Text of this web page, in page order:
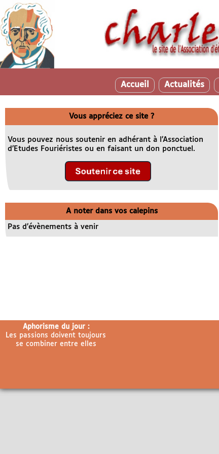
Accueil Actualités
Vous appréciez ce site ?
Vous pouvez nous soutenir en adhérant à l’Association
d’Etudes Fouriéristes ou en faisant un don ponctuel.
A noter dans vos calepins
Pas d’évènements à venir
Aphorisme du jour :
Les passions doivent toujours
se combiner entre elles